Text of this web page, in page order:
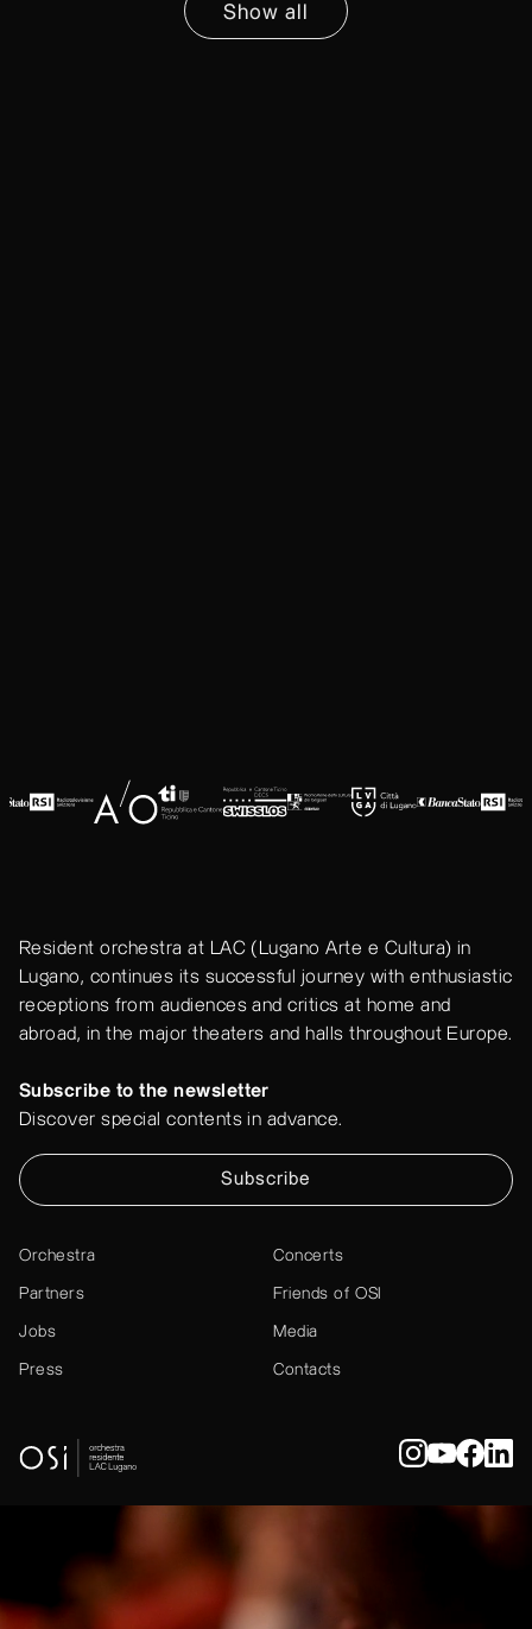
Show all
Resident orchestra at LAC (Lugano Arte e Cultura) in
Lugano, continues its successful journey with enthusiastic
receptions from audiences and critics at home and
abroad, in the major theaters and halls throughout Europe.
Subscribe to the newsletter
Discover special contents in advance.
Subscribe
Orchestra Concerts
Partners Friends of OSI
Jobs Media
Press Contacts